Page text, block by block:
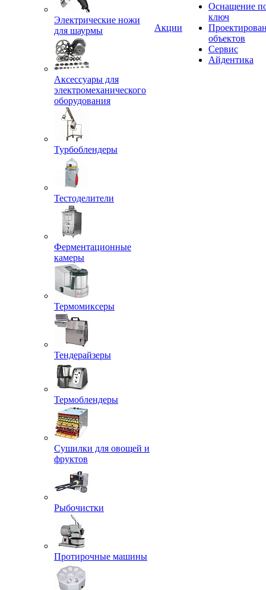
Электрические ножи
для шаурмы
Аксессуары для
электромеханического
оборудования
Турбоблендеры
Тестоделители
Ферментационные
камеры
Термомиксеры
Тендерайзеры
Термоблендеры
Сушилки для овощей и
фруктов
Рыбочистки
Протирочные машины
Акции
Оснащение
ключ
объектов
Сервис
Айдентика